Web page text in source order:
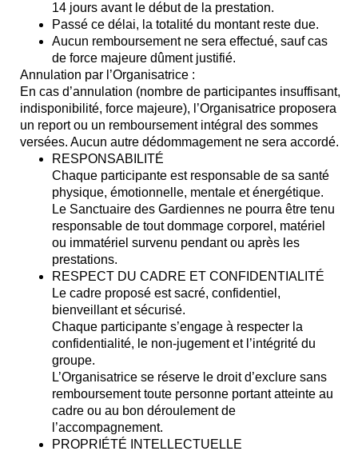
14 jours avant le début de la prestation.
Passé ce délai, la totalité du montant reste due.
Aucun remboursement ne sera effectué, sauf cas
de force majeure dûment justifié.
Annulation par l’Organisatrice :
En cas d’annulation (nombre de participantes insuffisant,
indisponibilité, force majeure), l’Organisatrice proposera
un report ou un remboursement intégral des sommes
versées. Aucun autre dédommagement ne sera accordé.
RESPONSABILITÉ
Chaque participante est responsable de sa santé
physique, émotionnelle, mentale et énergétique.
Le Sanctuaire des Gardiennes ne pourra être tenu
responsable de tout dommage corporel, matériel
ou immatériel survenu pendant ou après les
prestations.
RESPECT DU CADRE ET CONFIDENTIALITÉ
Le cadre proposé est sacré, confidentiel,
bienveillant et sécurisé.
Chaque participante s’engage à respecter la
confidentialité, le non-jugement et l’intégrité du
groupe.
L’Organisatrice se réserve le droit d’exclure sans
remboursement toute personne portant atteinte au
cadre ou au bon déroulement de
l’accompagnement.
PROPRIÉTÉ INTELLECTUELLE